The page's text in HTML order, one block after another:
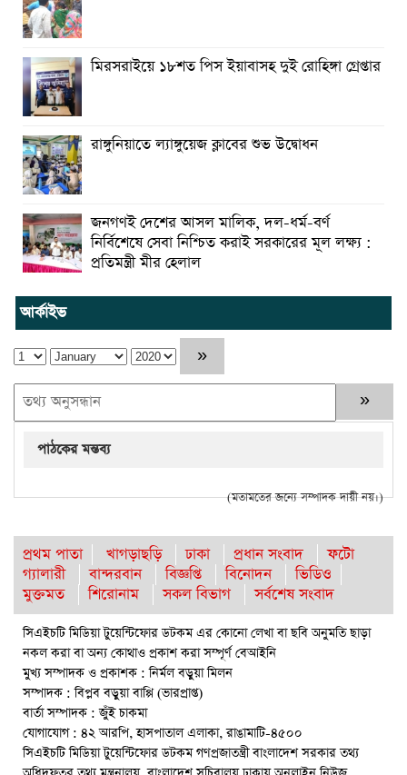
মিরসরাইয়ে ১৮শত পিস ইয়াবাসহ দুই রোহিঙ্গা গ্রেপ্তার
রাঙ্গুনিয়াতে ল্যাঙ্গুয়েজ ক্লাবের শুভ উদ্বোধন
জনগণই দেশের আসল মালিক, দল-ধর্ম-বর্ণ
নির্বিশেষে সেবা নিশ্চিত করাই সরকারের মূল লক্ষ্য :
প্রতিমন্ত্রী মীর হেলাল
আর্কাইভ
পাঠকের মন্তব্য
(মতামতের জন্যে সম্পাদক দায়ী নয়।)
প্রথম পাতা খাগড়াছড়ি ঢাকা প্রধান সংবাদ
ফটো
গ্যালারী
বান্দরবান বিজ্ঞপ্তি বিনোদন
ভিডিও
মুক্তমত
শিরোনাম সকল বিভাগ সর্বশেষ সংবাদ
সিএইচটি মিডিয়া টুয়েন্টিফোর ডটকম এর কোনো লেখা বা ছবি অনুমতি ছাড়া
নকল করা বা অন্য কোথাও প্রকাশ করা সম্পূর্ণ বেআইনি
মুখ্য সম্পাদক ও প্রকাশক : নির্মল বড়ুয়া মিলন
সম্পাদক : বিপ্লব বড়ুয়া বাপ্পি (ভারপ্রাপ্ত)
বার্তা সম্পাদক : জুঁই চাকমা
যোগাযোগ : ৪২ আরপি, হাসপাতাল এলাকা, রাঙামাটি-৪৫০০
সিএইচটি মিডিয়া টুয়েন্টিফোর ডটকম গণপ্রজাতন্ত্রী বাংলাদেশ সরকার তথ্য